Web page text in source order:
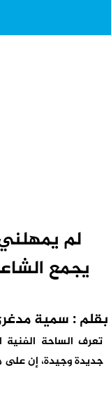
لم
يجمع
بقلم : سمية
تعرف الساحة الفنية
جديدة وجيدة، إن على